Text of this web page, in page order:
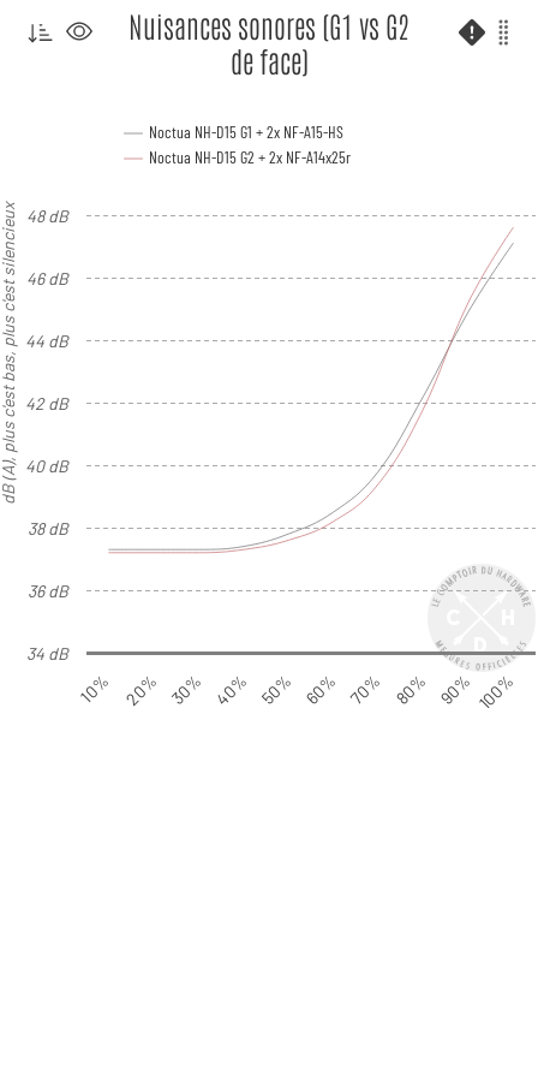
c'est silencieux
Nuisances sonores (G1 vs G2
de face)
Noctua NH-D15 G1 + 2x NF-A15-HS
Noctua NH-D15 G2 + 2x NF-A14x25r
34 dB
36 dB
38 dB
40 dB
42 dB
44 dB
46 dB
48 dB
10% 20% 30% 40% 50% 60% 70% 80% 90% 100%